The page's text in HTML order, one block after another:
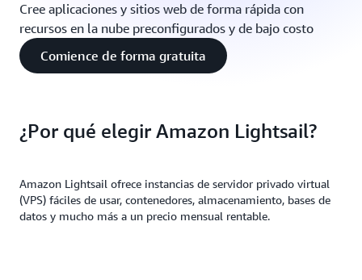
Cree aplicaciones y sitios web de forma rápida con
recursos en la nube preconfigurados y de bajo costo
Comience de forma gratuita
¿Por qué elegir Amazon Lightsail?
Amazon Lightsail ofrece instancias de servidor privado virtual
(VPS) fáciles de usar, contenedores, almacenamiento, bases de
datos y mucho más a un precio mensual rentable.